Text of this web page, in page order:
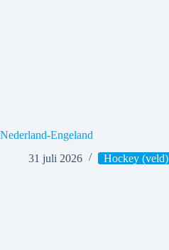
Nederland-Engeland
31 juli 2026
Hockey (veld)